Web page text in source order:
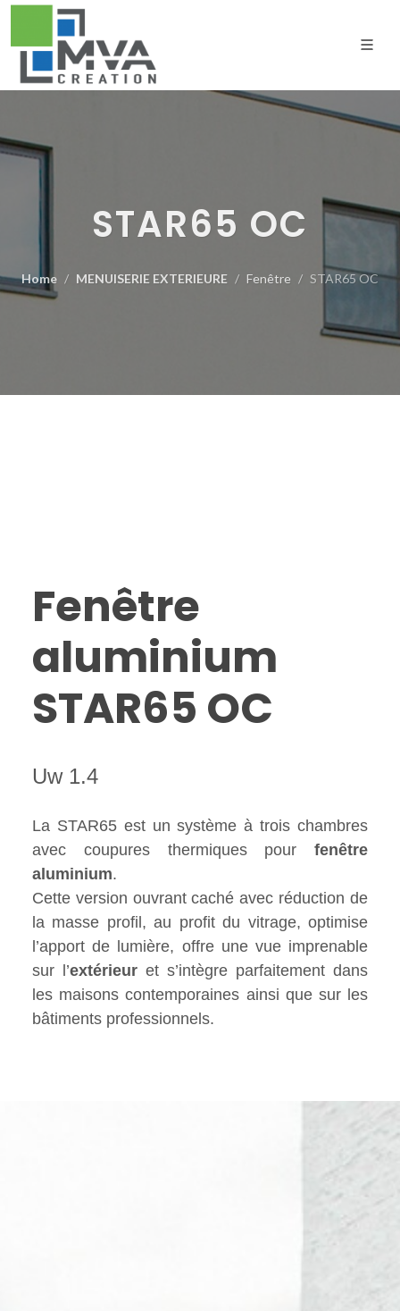
STAR65 OC
Home MENUISERIE EXTERIEURE Fenêtre STAR65 OC
Fenêtre
aluminium
STAR65 OC
Uw 1.4
La STAR65 est un système à trois chambres
avec coupures thermiques pour fenêtre
aluminium.
Cette version ouvrant caché avec réduction de
la masse profil, au profit du vitrage, optimise
l’apport de lumière, offre une vue imprenable
sur l’extérieur et s’intègre parfaitement dans
les maisons contemporaines ainsi que sur les
bâtiments professionnels.